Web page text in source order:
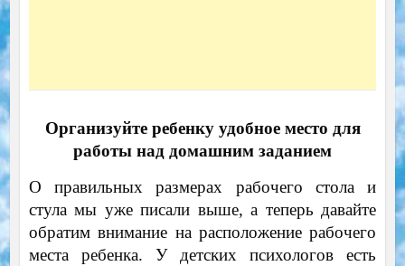
Организуйте ребенку удобное место для
работы над домашним заданием
О правильных размерах рабочего стола и
стула мы уже писали выше, а теперь давайте
обратим внимание на расположение рабочего
места ребенка. У детских психологов есть